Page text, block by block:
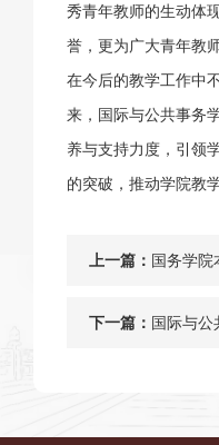
秀青年教师的生动体
誉，更为广大青年教
在今后的教学工作中
来，国际与公共事务
养与支持力度，引领
的突破，推动学院教
上一篇： 国务学院
及培养
下一篇： 国际与